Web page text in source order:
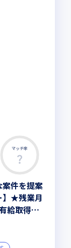
マッチ率
件を提案
】★残業月
給取得率
フィッ
ジェク